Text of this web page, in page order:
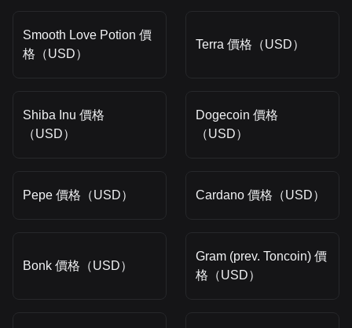
Smooth Love Potion 價
格（USD）
Terra 價格（USD）
Shiba Inu 價格
（USD）
Dogecoin 價格
（USD）
Pepe 價格（USD） Cardano 價格（USD）
Bonk 價格（USD）
Gram (prev. Toncoin) 價
格（USD）